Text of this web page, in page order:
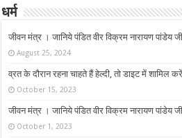
धर्म
जीवन मंत्र । जानिये पंडित वीर विक्रम नारायण पांडेय
August 25, 2024
व्रत के दौरान रहना चाहते हैं हेल्दी, तो डाइट में शामिल
October 15, 2023
जीवन मंत्र । जानिये पंडित वीर विक्रम नारायण पांडेय
October 1, 2023